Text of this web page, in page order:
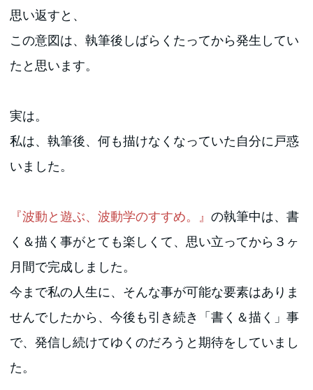
思い返すと、
この意図は、執筆後しばらくたってから発生してい
たと思います。
実は。
私は、執筆後、何も描けなくなっていた自分に戸惑
いました。
『波動と遊ぶ、波動学のすすめ。』 の執筆中は、書
く＆描く事がとても楽しくて、思い立ってから３ヶ
月間で完成しました。
今まで私の人生に、そんな事が可能な要素はありま
せんでしたから、今後も引き続き「書く＆描く」事
で、発信し続けてゆくのだろうと期待をしていまし
た。